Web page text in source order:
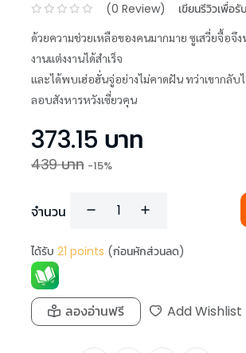
(0 Review) เขียนรีวิวเพื่อรับ
ด้วยความช่วยเหลือของคนมากมาย ซูเสวี่ยจื้อ
งานแต่งงานได้สำเร็จ
และได้พบเฮ่อฮั่นจู่อย่างไม่คาดฝัน ทว่าเขากลับไ
ลอบสังหารหวังเซี่ยวคุน
373.15 บาท
439บาท -15%
จำนวน
ได้รับ 21 points (ก่อนหักส่วนลด)
ลองอ่านฟรี Add Wishlist